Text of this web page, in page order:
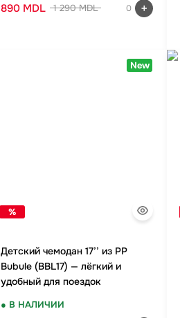
890 MDL 1 290 MDL 0
New
%
Детский чемодан 17’’ из PP
Bubule (BBL17) — лёгкий и
удобный для поездок
● В НАЛИЧИИ